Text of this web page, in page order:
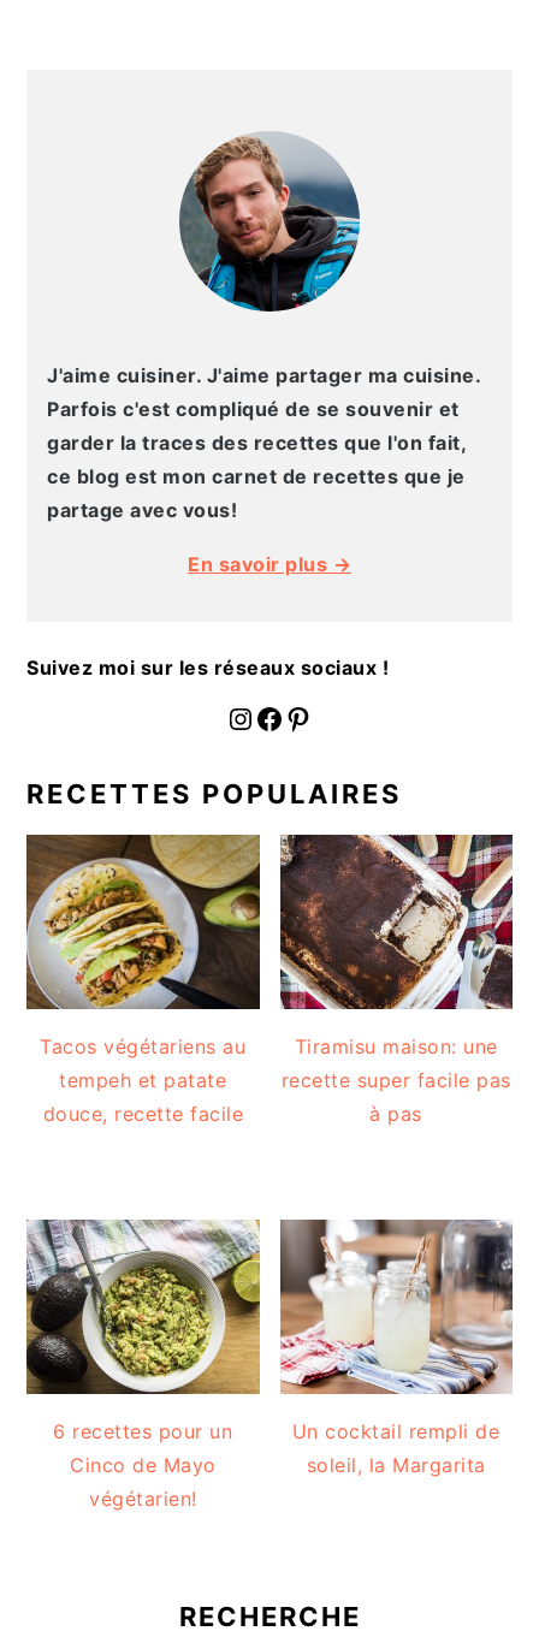
PRINCIPALE
J'aime cuisiner. J'aime partager ma cuisine.
Parfois c'est compliqué de se souvenir et
garder la traces des recettes que l'on fait,
ce blog est mon carnet de recettes que je
partage avec vous!
En savoir plus →
Suivez moi sur les réseaux sociaux !
fournoratio Facebook Pinterest
RECETTES POPULAIRES
Tacos végétariens au
tempeh et patate
douce, recette facile
Tiramisu maison: une
recette super facile pas
à pas
6 recettes pour un
Cinco de Mayo
végétarien!
Un cocktail rempli de
soleil, la Margarita
RECHERCHE